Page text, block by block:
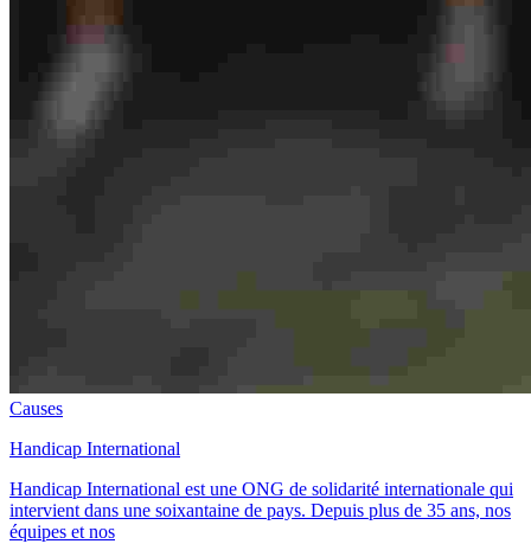
Causes
Handicap International
Handicap International est une ONG de solidarité internationale qui
intervient dans une soixantaine de pays. Depuis plus de 35 ans, nos
équipes et nos